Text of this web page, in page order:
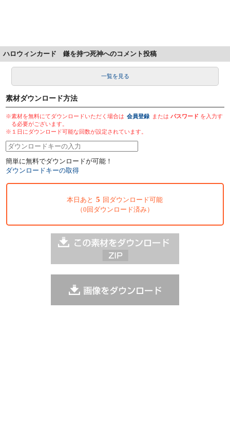
ハロウィンカード 鎌を持つ死神へのコメント投稿
一覧を見る
素材ダウンロード方法
※素材を無料にてダウンロードいただく場合は 会員登録 またはパスワード を入力す
る必要がございます。
※１日にダウンロード可能な回数が設定されています。
簡単に無料でダウンロードが可能！
ダウンロードキーの取得
本日あと 5 回ダウンロード可能
（0回ダウンロード済み）